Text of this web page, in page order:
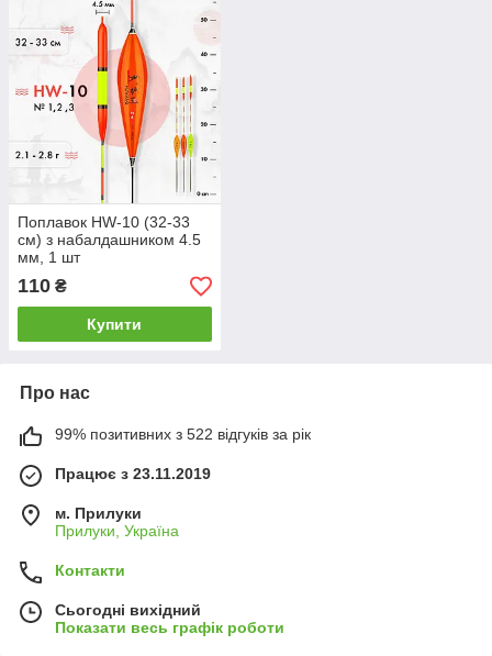
Поплавок HW-10 (32-33
см) з набалдашником 4.5
мм, 1 шт
110 ₴
Купити
Про нас
99% позитивних з 522 відгуків за рік
Працює з 23.11.2019
м. Прилуки
Прилуки, Україна
Контакти
Сьогодні вихідний
Показати весь графік роботи